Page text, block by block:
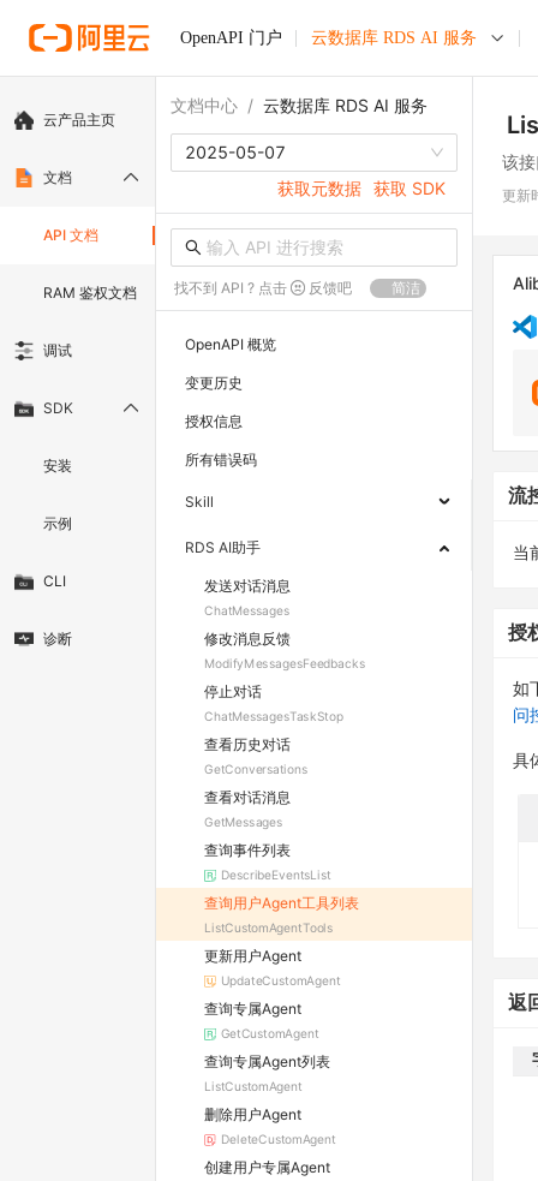
OpenAPI 门户 云数据库 RDS AI 服务
云产品主页
文档
API 文档
RAM 鉴权文档
调试
SDK
安装
示例
CLI
诊断
文档中心 / 云数据库 RDS AI 服务
2025-05-07
获取元数据 获取 SDK
找不到 API ? 点击 反馈吧 简洁
OpenAPI 概览
变更历史
授权信息
所有错误码
Skill
RDS AI助手
发送对话消息
ChatMessages
修改消息反馈
ModifyMessagesFeedbacks
停止对话
ChatMessagesTaskStop
查看历史对话
GetConversations
查看对话消息
GetMessages
查询事件列表
DescribeEventsList
查询用户Agent工具列表
ListCustomAgentTools
更新用户Agent
UpdateCustomAgent
查询专属Agent
GetCustomAgent
查询专属Agent列表
ListCustomAgent
删除用户Agent
DeleteCustomAgent
创建用户专属Agent
该
更新
流
当
授
如
问
具
返